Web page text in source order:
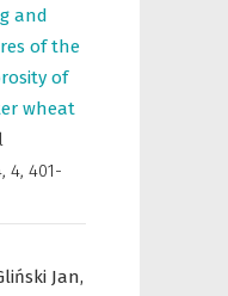
and
of the
of
wheat
4, 401-
Jan,